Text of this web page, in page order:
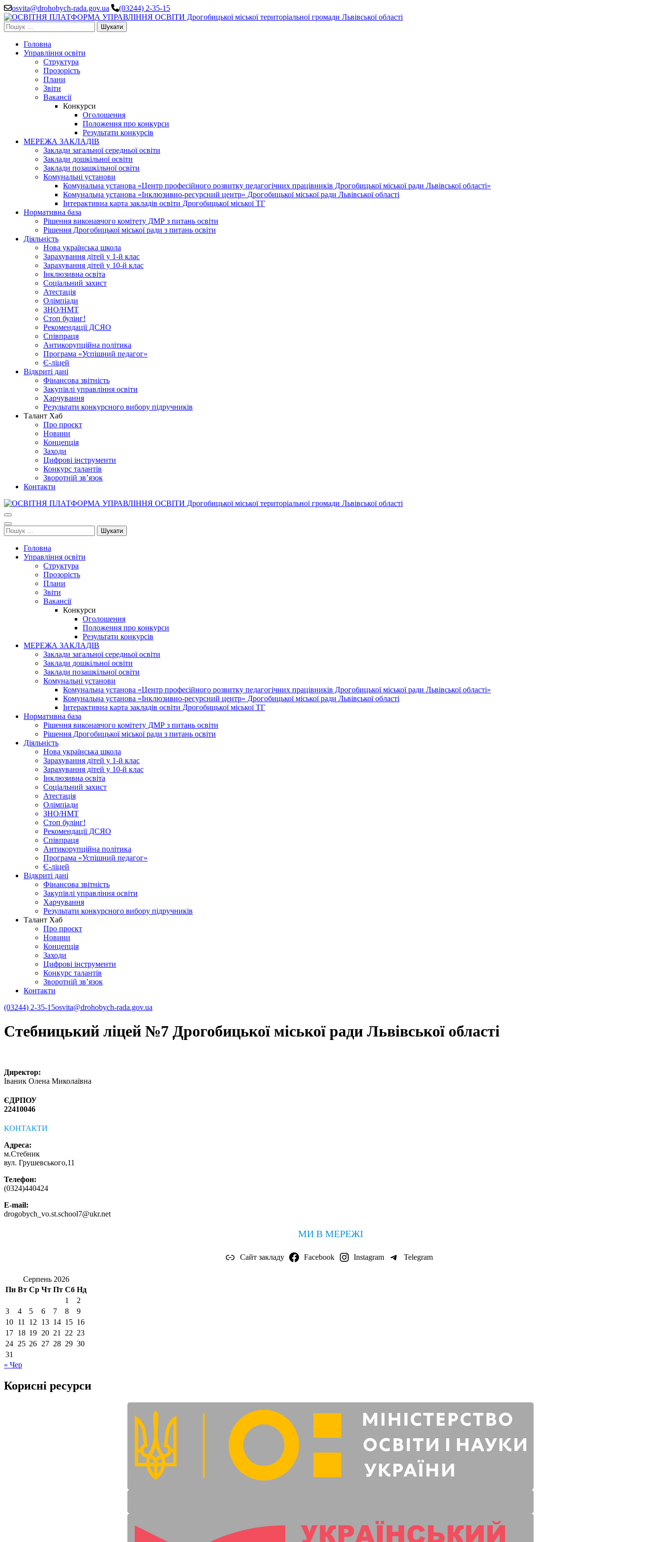
Перейти
до
вмісту
(натисніть
Enter)
osvita@drohobych-rada.gov.ua (03244) 2-35-15
Пошук:
Головна
Управління освіти
Структура
Прозорість
Плани
Звіти
Вакансії
Конкурси
Оголошення
Положення про конкурси
Результати конкурсів
МЕРЕЖА ЗАКЛАДІВ
Заклади загальної середньої освіти
Заклади дошкільної освіти
Заклади позашкільної освіти
Комунальні установи
Комунальна установа «Центр професійного розвитку педагогічних працівників Дрогобицької міської ради Львівської області»
Комунальна установа «Інклюзивно-ресурсний центр» Дрогобицької міської ради Львівської області
Інтерактивна карта закладів освіти Дрогобицької міської ТГ
Нормативна база
Рішення виконавчого комітету ДМР з питань освіти
Рішення Дрогобицької міської ради з питань освіти
Діяльність
Нова українська школа
Зарахування дітей у 1-й клас
Зарахування дітей у 10-й клас
Інклюзивна освіта
Соціальний захист
Атестація
Олімпіади
ЗНО/НМТ
Стоп булінг!
Рекомендації ДСЯО
Співпраця
Антикорупційна політика
Програма «Успішний педагог»
Є-ліцей
Відкриті дані
Фінансова звітність
Закупівлі управління освіти
Харчування
Результати конкурсного вибору підручників
Талант Хаб
Про проєкт
Новини
Концепція
Заходи
Цифрові інструменти
Конкурс талантів
Зворотній зв’язок
Контакти
Пошук:
Головна
Управління освіти
Структура
Прозорість
Плани
Звіти
Вакансії
Конкурси
Оголошення
Положення про конкурси
Результати конкурсів
МЕРЕЖА ЗАКЛАДІВ
Заклади загальної середньої освіти
Заклади дошкільної освіти
Заклади позашкільної освіти
Комунальні установи
Комунальна установа «Центр професійного розвитку педагогічних працівників Дрогобицької міської ради Львівської області»
Комунальна установа «Інклюзивно-ресурсний центр» Дрогобицької міської ради Львівської області
Інтерактивна карта закладів освіти Дрогобицької міської ТГ
Нормативна база
Рішення виконавчого комітету ДМР з питань освіти
Рішення Дрогобицької міської ради з питань освіти
Діяльність
Нова українська школа
Зарахування дітей у 1-й клас
Зарахування дітей у 10-й клас
Інклюзивна освіта
Соціальний захист
Атестація
Олімпіади
ЗНО/НМТ
Стоп булінг!
Рекомендації ДСЯО
Співпраця
Антикорупційна політика
Програма «Успішний педагог»
Є-ліцей
Відкриті дані
Фінансова звітність
Закупівлі управління освіти
Харчування
Результати конкурсного вибору підручників
Талант Хаб
Про проєкт
Новини
Концепція
Заходи
Цифрові інструменти
Конкурс талантів
Зворотній зв’язок
Контакти
(03244) 2-35-15osvita@drohobych-rada.gov.ua
Стебницький ліцей №7 Дрогобицької міської ради Львівської області
Директор:
Іваник Олена Миколаївна
ЄДРПОУ
22410046
КОНТАКТИ
Адреса:
м.Стебник
вул. Грушевського,11
Телефон:
(0324)440424
E-mail:
drogobych_vo.st.school7@ukr.net
МИ В МЕРЕЖІ
Сайт закладу Facebook Instagram Telegram
Серпень 2026
Пн Вт Ср Чт Пт Сб Нд
1
2
3
4 5 6 7 8
9
10 11 12 13 14 15 16
17 18 19 20 21 22 23
24 25 26 27 28 29 30
31
« Чер
Корисні ресурси